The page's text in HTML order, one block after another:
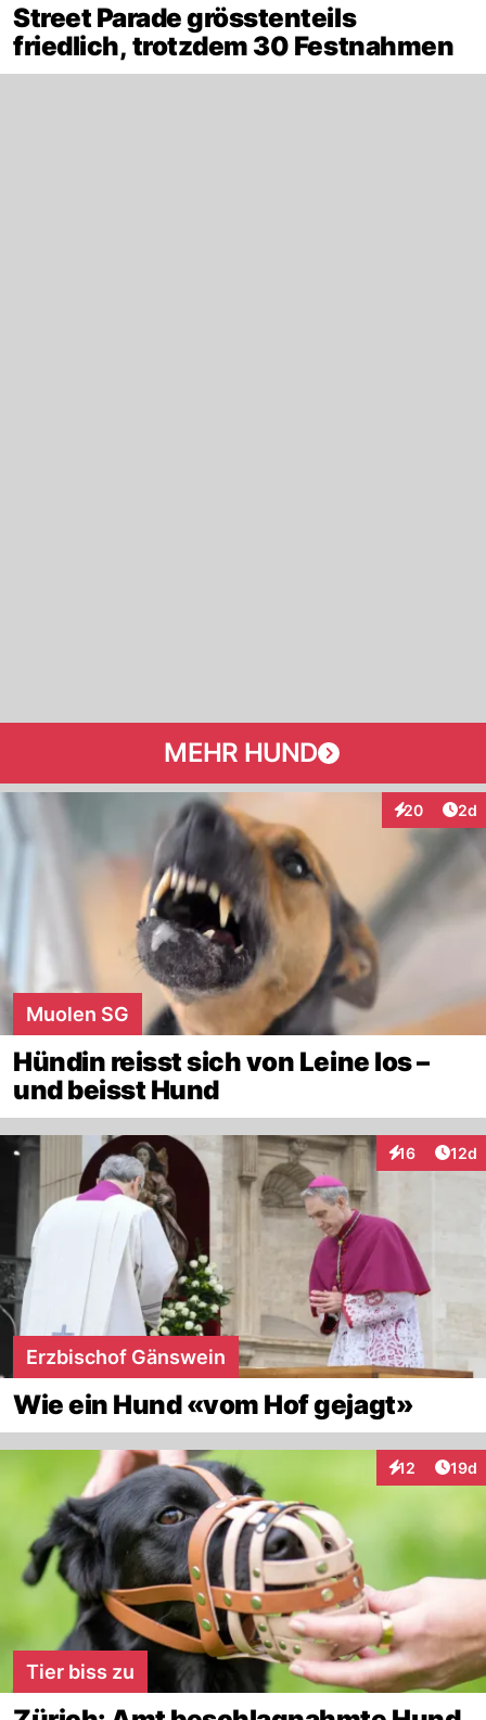
Street Parade grösstenteils
friedlich, trotzdem 30 Festnahmen
MEHR HUND
20
Interaktionen
2d
Muolen SG
Hündin reisst sich von Leine los –
und beisst Hund
16
Interaktionen
12d
Erzbischof Gänswein
Wie ein Hund «vom Hof gejagt»
12
Interaktionen
19d
Tier biss zu